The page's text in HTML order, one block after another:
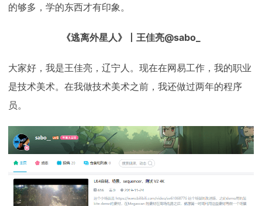
的够多，学的东西才有印象。
《逃离外星人》丨王佳亮@sabo_
大家好，我是王佳亮，辽宁人。现在在网易工作，我的职业
是技术美术。在我做技术美术之前，我还做过两年的程序
员。